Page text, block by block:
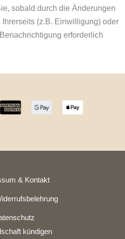
sobald durch die Änderungen
(z.B. Einwilligung) oder
erforderlich
& Kontakt
kündigen